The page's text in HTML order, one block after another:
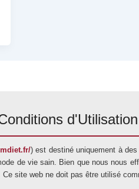
) est destiné uniquement à
de vie sain. Bien que nous nous
site web ne doit pas être utilisé